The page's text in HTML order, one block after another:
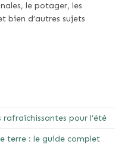
le potager, les
bien d’autres sujets
pour l’été
terre : le guide complet